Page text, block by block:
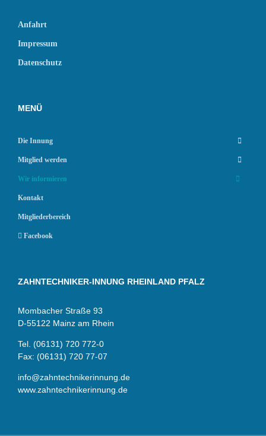
Anfahrt
Impressum
Datenschutz
MENÜ
Die Innung
Mitglied werden
Wir informieren
Kontakt
Mitgliederbereich
Facebook
ZAHNTECHNIKER-INNUNG RHEINLAND PFALZ
Mombacher Straße 93
D-55122 Mainz am Rhein
Tel. (06131) 720 772-0
Fax: (06131) 720 77-07
info@zahntechnikerinnung.de
www.zahntechnikerinnung.de